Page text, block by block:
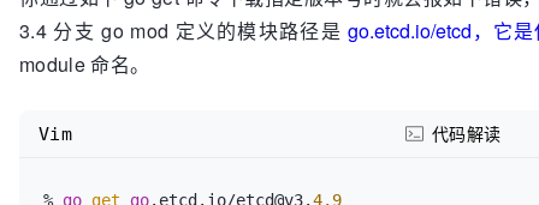
3.4 分支 go mod 定义的模块路径是go.etcd.io/etcd，它
module 命名。
% go get go.etcd.io/etcd@v3.4.9
Vim 代码解读